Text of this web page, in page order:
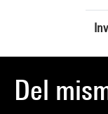
Del